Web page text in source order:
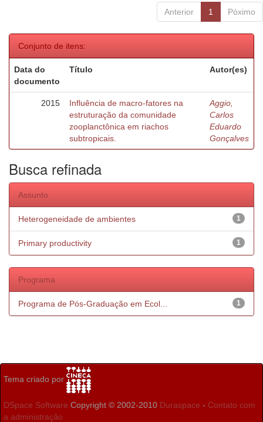
Anterior 1 Póximo
Conjunto de itens:
Data do
documento
Título Autor(es)
2015
Influência de macro-fatores na
estruturação da comunidade
zooplanctônica em riachos
subtropicais.
Aggio,
Carlos
Eduardo
Gonçalves
Busca refinada
Assunto
1
Heterogeneidade de ambientes
1
Primary productivity
Programa
1
Programa de Pós-Graduação em Ecol...
Tema criado por
DSpace Software Copyright © 2002-2010 Duraspace - Contato com
a administração